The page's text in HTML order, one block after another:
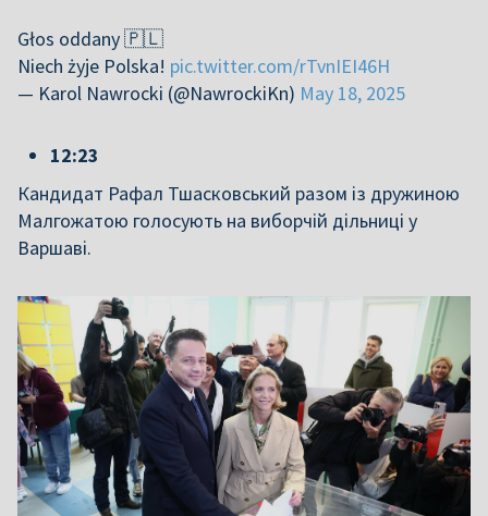
Głos oddany 🇵🇱
Niech żyje Polska! pic.twitter.com/rTvnIEI46H
— Karol Nawrocki (@NawrockiKn) May 18, 2025
12:23
Кандидат Рафал Тшасковський разом із дружиною
Малгожатою голосують на виборчій дільниці у
Варшаві.